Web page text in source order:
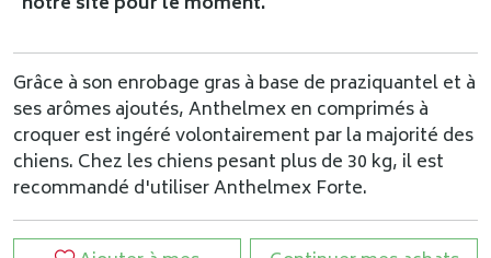
Grâce à son enrobage gras à base de praziquantel et à
ses arômes ajoutés, Anthelmex en comprimés à
croquer est ingéré volontairement par la majorité des
chiens. Chez les chiens pesant plus de 30 kg, il est
recommandé d'utiliser Anthelmex Forte.